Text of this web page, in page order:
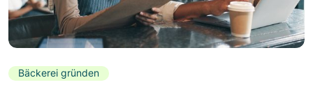
Bäckerei gründen